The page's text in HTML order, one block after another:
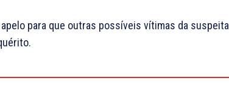
para que outras possíveis vítimas da suspeita